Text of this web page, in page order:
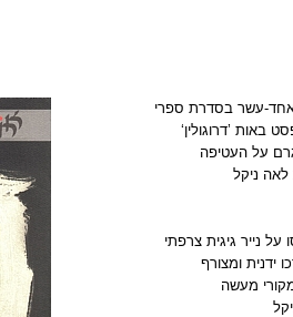
האחד-עשר בסדרת ספרי
באות ’דרוגולין‘
על העטיפה
לאה ניקל
נייר גיגית צרפתי
ידנית ומצורף
מעשה